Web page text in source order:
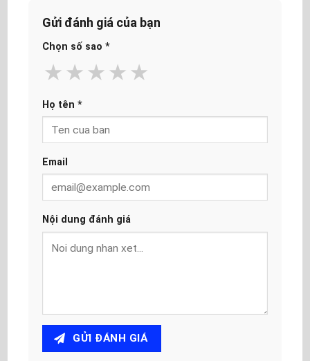
Gửi đánh giá của bạn
Chọn số sao *
★
★
★
★
★
Họ tên *
Email
Nội dung đánh giá
GỬI ĐÁNH GIÁ